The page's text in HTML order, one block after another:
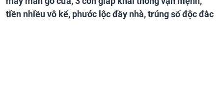
tiền nhiều vô kể, phước lộc đầy nhà, trúng số độc đắc